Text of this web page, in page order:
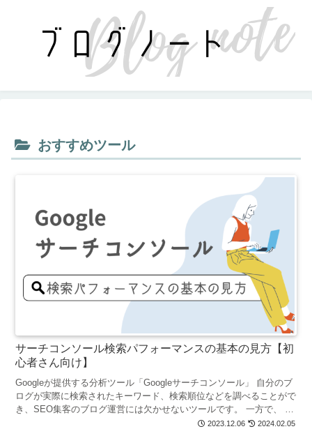
おすすめツール
サーチコンソール検索パフォーマンスの基本の見方【初
心者さん向け】
Googleが提供する分析ツール「Googleサーチコンソール」 自分のブ
ログが実際に検索されたキーワード、検索順位などを調べることがで
き、SEO集客のブログ運営には欠かせないツールです。 一方で、 ・
2023.12.06 2024.02.05